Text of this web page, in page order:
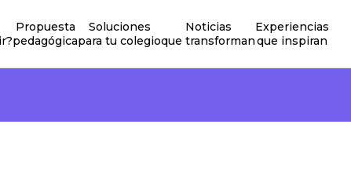
Propuesta
pedagógica
Soluciones
para tu colegio
Noticias
que transforman
Experiencias
que inspiran